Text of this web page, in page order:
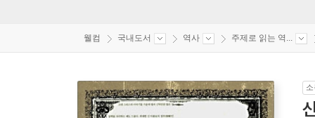
웰컴 국내도서 역사 주제로 읽는 역...